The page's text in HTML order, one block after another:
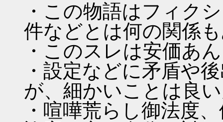
・この物語はフィク
件などとは何の関係
・このスレは安価あ
・設定などに矛盾や
が、細かいことは良
・喧嘩荒らし御法度